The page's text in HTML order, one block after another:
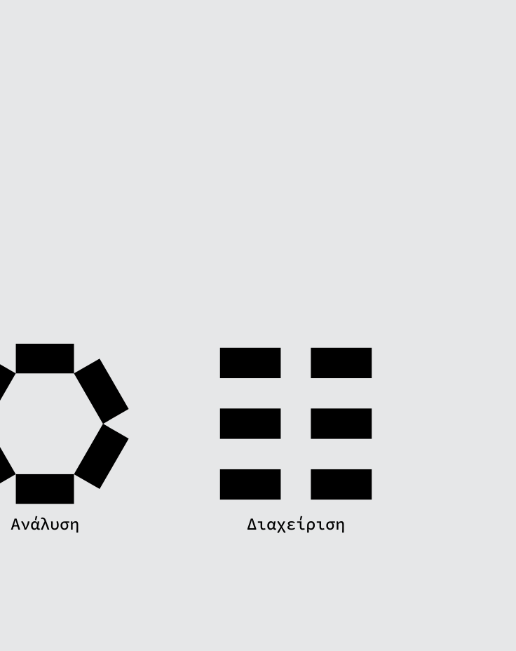
Ανάλυση Διαχείριση